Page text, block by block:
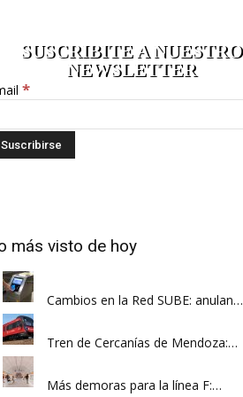
SUSCRIBITE A NUESTRO
NEWSLETTER
*
más visto de hoy
Cambios en la Red SUBE: anulan…
Tren de Cercanías de Mendoza:…
Más demoras para la línea F:…